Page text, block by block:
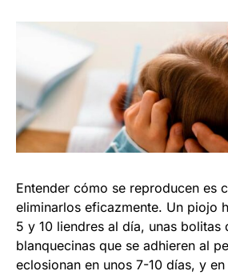
Entender cómo se reproducen es
eliminarlos eficazmente. Un piojo
5 y 10 liendres al día, unas bolitas
blanquecinas que se adhieren al
eclosionan en unos 7-10 días, y